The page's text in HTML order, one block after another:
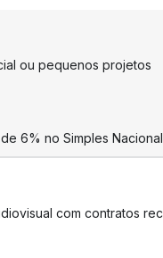
ou pequenos projetos
6% no Simples
com contratos